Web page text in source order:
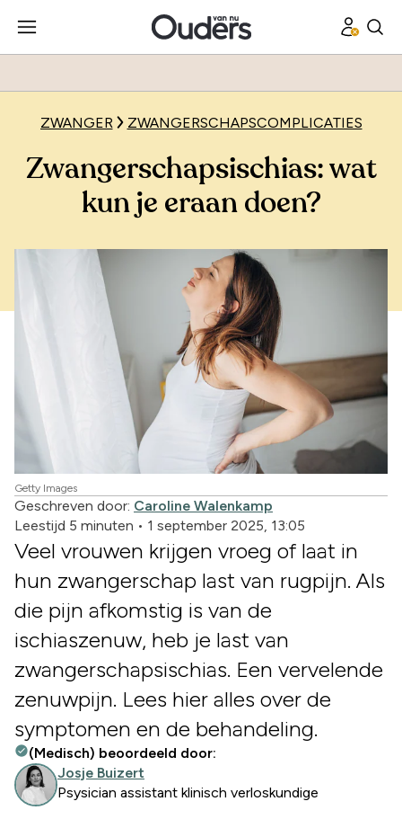
ZWANGER ZWANGERSCHAPSCOMPLICATIES
Zwangerschapsischias: wat
kun je eraan doen?
Getty Images
Geschreven door: Caroline Walenkamp
Leestijd 5 minuten • 1 september 2025, 13:05
Veel vrouwen krijgen vroeg of laat in
hun zwangerschap last van rugpijn. Als
die pijn afkomstig is van de
ischiaszenuw, heb je last van
zwangerschapsischias. Een vervelende
zenuwpijn. Lees hier alles over de
symptomen en de behandeling.
(Medisch) beoordeeld door:
Josje Buizert
Psysician assistant klinisch verloskundige